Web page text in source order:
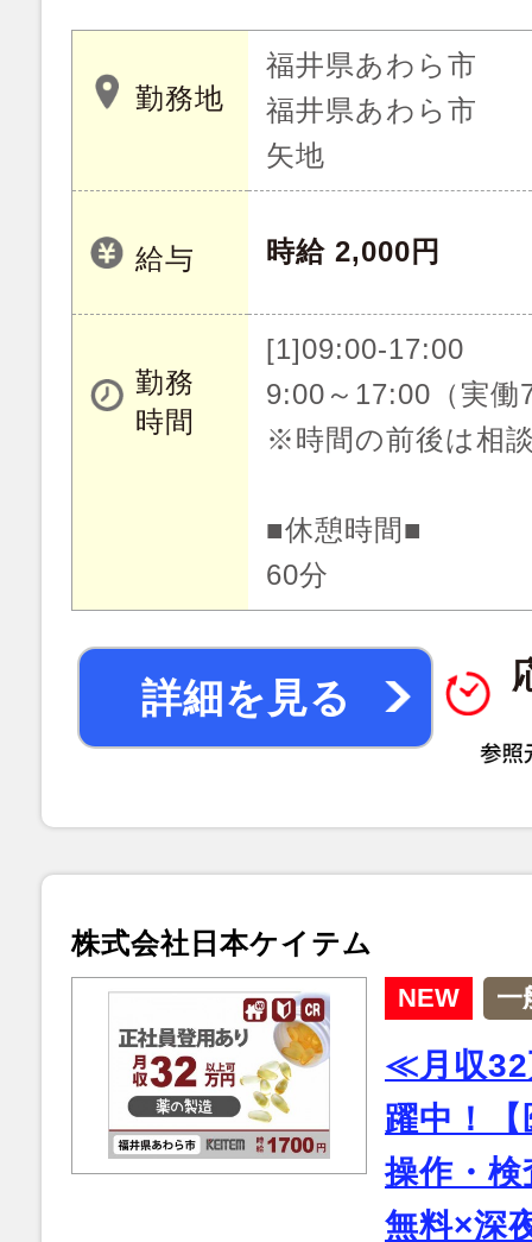
勤務地
福井県あわら市
福井県あわら市
矢地
給与 時給 2,000円
勤務
時間
[1]09:00-17:00
9:00～17:00（実働
※時間の前後は相
■休憩時間■
60分
詳細を見る
株式会社日本ケイテム
NEW 一
≪月収
躍中！
操作・
無料×深